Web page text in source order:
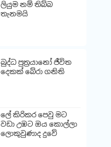
ලියුම නම් තිබ්බ
තැනමයි
බුද්ධ පුත්‍රයානෝ ජීවිත
දෙකක් බේරා ගනිති
ලේ කිරිකර පෙවු මට
වඩා උඹට ඔය කොල්ලා
ලොකුවුණාද දුවේ